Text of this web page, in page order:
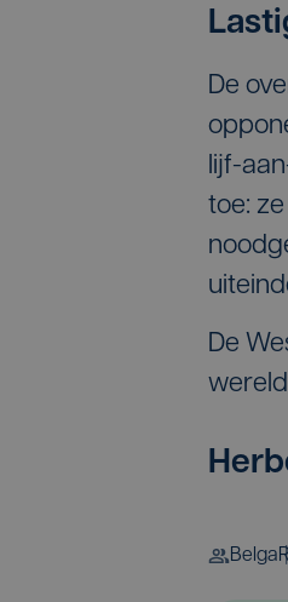
De
lijf-
toe:
De
Belga